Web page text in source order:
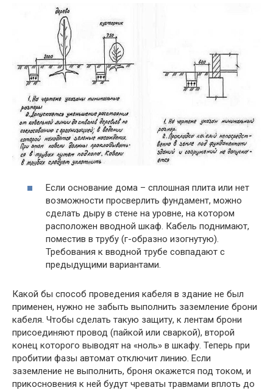
Если основание дома – сплошная плита или нет
возможности просверлить фундамент, можно
сделать дыру в стене на уровне, на котором
расположен вводной шкаф. Кабель поднимают,
поместив в трубу (г-образно изогнутую).
Требования к вводной трубе совпадают с
предыдущими вариантами.
Какой бы способ проведения кабеля в здание не был
применен, нужно не забыть выполнить заземление брони
кабеля. Чтобы сделать такую защиту, к лентам брони
присоединяют провод (пайкой или сваркой), второй
конец которого выводят на «ноль» в шкафу. Теперь при
пробитии фазы автомат отключит линию. Если
заземление не выполнить, броня окажется под током, и
прикосновения к ней будут чреваты травмами вплоть до